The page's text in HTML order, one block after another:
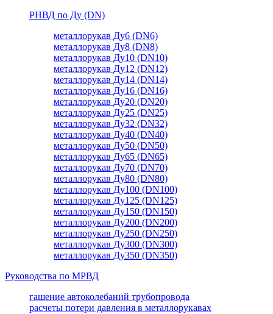
РНВД по Ду (DN)
металлорукав Ду6 (DN6)
металлорукав Ду8 (DN8)
металлорукав Ду10 (DN10)
металлорукав Ду12 (DN12)
металлорукав Ду14 (DN14)
металлорукав Ду16 (DN16)
металлорукав Ду20 (DN20)
металлорукав Ду25 (DN25)
металлорукав Ду32 (DN32)
металлорукав Ду40 (DN40)
металлорукав Ду50 (DN50)
металлорукав Ду65 (DN65)
металлорукав Ду70 (DN70)
металлорукав Ду80 (DN80)
металлорукав Ду100 (DN100)
металлорукав Ду125 (DN125)
металлорукав Ду150 (DN150)
металлорукав Ду200 (DN200)
металлорукав Ду250 (DN250)
металлорукав Ду300 (DN300)
металлорукав Ду350 (DN350)
Руководства по МРВД
гашение автоколебаний трубопровода
расчеты потери давления в металлорукавах